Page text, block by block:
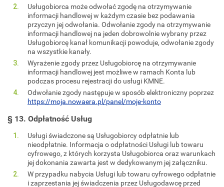
Usługobiorca może odwołać zgodę na otrzymywanie
informacji handlowej w każdym czasie bez podawania
przyczyn jej odwołania. Odwołanie zgody na otrzymywanie
informacji handlowej na jeden dobrowolnie wybrany przez
Usługobiorcę kanał komunikacji powoduje, odwołanie zgody
na wszystkie kanały.
Wyrażenie zgody przez Usługobiorcę na otrzymywanie
informacji handlowej jest możliwe w ramach Konta lub
podczas procesu rejestracji do usługi KMNE.
Odwołanie zgody następuje w sposób elektroniczny poprzez
https://moja.nowaera.pl/panel/moje-konto
§ 13. Odpłatność Usług
Usługi świadczone są Usługobiorcy odpłatnie lub
nieodpłatnie. Informacja o odpłatności Usługi lub towaru
cyfrowego, z których korzysta Usługobiorca oraz warunkach
jej dokonania zawarta jest w dedykowanym jej załączniku.
W przypadku nabycia Usługi lub towaru cyfrowego odpłatnie
i zaprzestania jej świadczenia przez Usługodawcę przed